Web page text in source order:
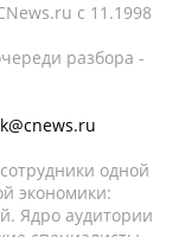
c 11.1998
разбора -
одной
экономики:
Ядро аудитории